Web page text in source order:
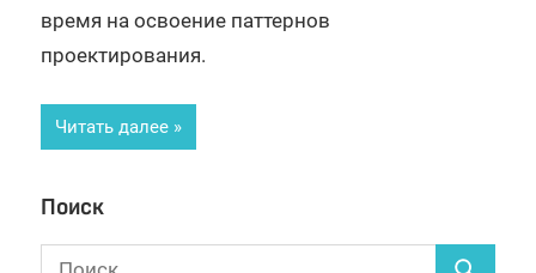
время на освоение паттернов
проектирования.
Читать далее
Поиск
Поиск